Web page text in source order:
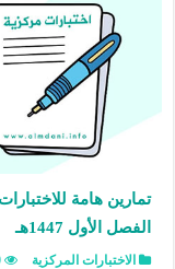
تمارين هامة
الفصل الأول 1447هـ
الاختبارات المركزية